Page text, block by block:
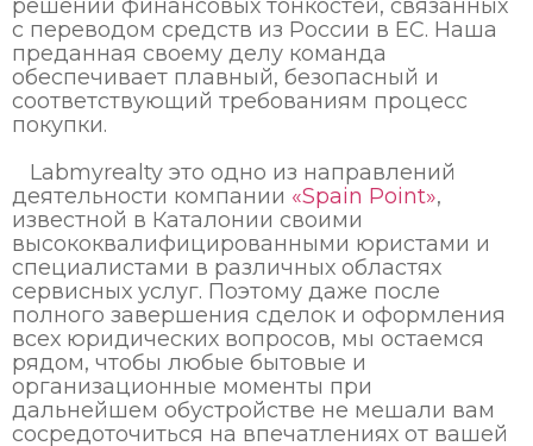
решении финансовых тонкостей, связанных
с переводом средств из России в ЕС. Наша
преданная своему делу команда
обеспечивает плавный, безопасный и
соответствующий требованиям процесс
покупки.
Labmyrealty это одно из направлений
деятельности компании «Spain Point»,
известной в Каталонии своими
высококвалифицированными юристами и
специалистами в различных областях
сервисных услуг. Поэтому даже после
полного завершения сделок и оформления
всех юридических вопросов, мы остаемся
рядом, чтобы любые бытовые и
организационные моменты при
дальнейшем обустройстве не мешали вам
сосредоточиться на впечатлениях от вашей